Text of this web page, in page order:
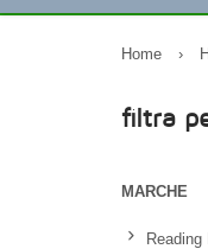
Home ›
filtra
MARCHE
Reading